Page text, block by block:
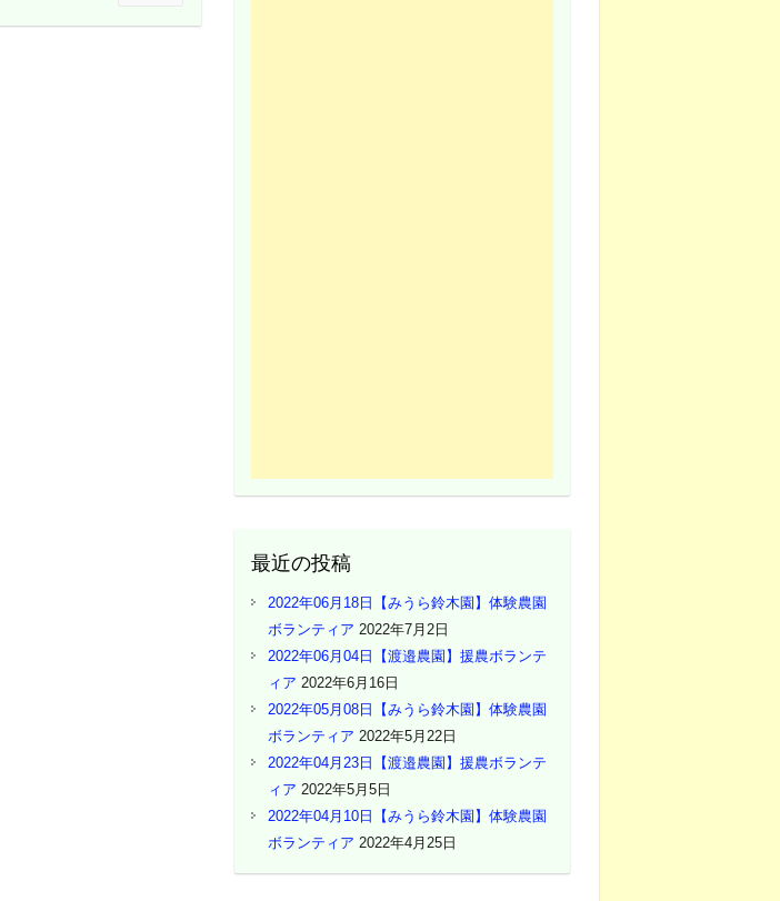
最近の投稿
2022年06月18日【みうら鈴木園】体験農園
ボランティア 2022年7月2日
2022年06月04日【渡邉農園】援農ボランテ
ィア 2022年6月16日
2022年05月08日【みうら鈴木園】体験農園
ボランティア 2022年5月22日
2022年04月23日【渡邉農園】援農ボランテ
ィア 2022年5月5日
2022年04月10日【みうら鈴木園】体験農園
ボランティア 2022年4月25日